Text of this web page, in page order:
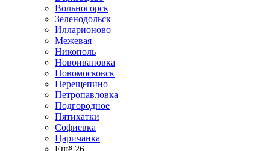
Вольногорск
Зеленодольск
Илларионово
Межевая
Никополь
Новоивановка
Новомосковск
Перещепино
Петропавловка
Подгородное
Пятихатки
Софиевка
Царичанка
Ещё 26